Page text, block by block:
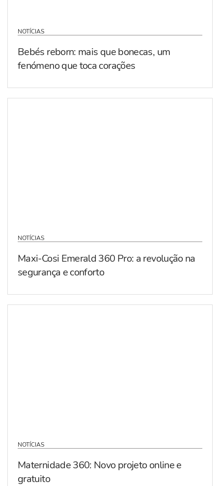
NOTÍCIAS
Bebés reborn: mais que bonecas, um
fenómeno que toca corações
NOTÍCIAS
Maxi-Cosi Emerald 360 Pro: a revolução na
segurança e conforto
NOTÍCIAS
Maternidade 360: Novo projeto online e
gratuito